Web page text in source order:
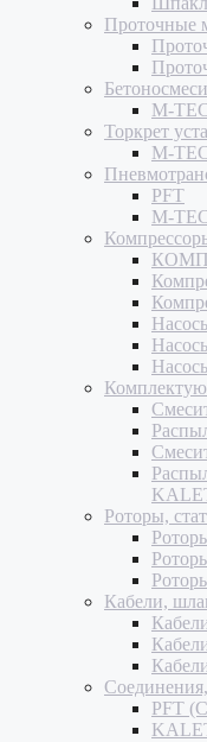
Проточные
M-
Торкрет
M-
PFT
M-
Роторы,
Кабели,
PFT